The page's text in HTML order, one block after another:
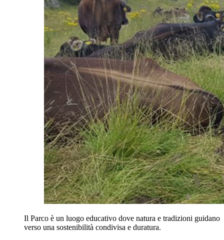
Il Parco è un luogo educativo dove natura e tradizioni guidano
verso una sostenibilità condivisa e duratura.